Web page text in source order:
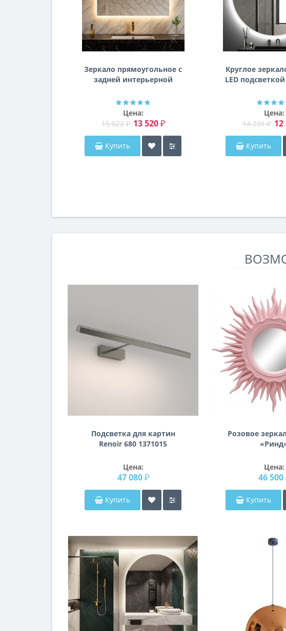
Зеркало прямоугольное с
задней интерьерной
Далтон
Цена:
15 022 ₽ 13 520 ₽
Купить
Круглое
LED
Цена:
14 231 ₽ 12
Купить
Подсветка для картин
Renoir 680 1371015
Цена:
47 080 ₽
Купить
Розовое
Цена:
46 500
Купить